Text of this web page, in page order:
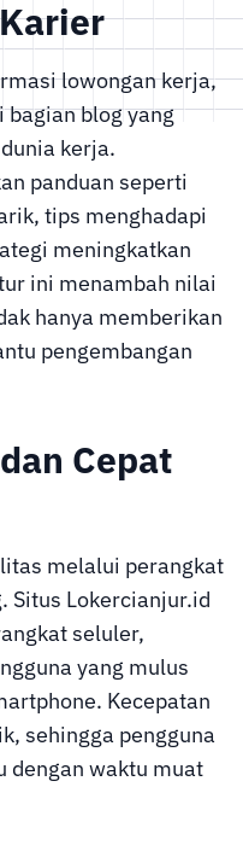
lowongan kerja,
blog yang
kerja.
panduan seperti
tips menghadapi
meningkatkan
ini menambah nilai
hanya memberikan
pengembangan
Cepat
melalui perangkat
Situs Lokercianjur.id
seluler,
yang mulus
Kecepatan
sehingga pengguna
dengan waktu muat